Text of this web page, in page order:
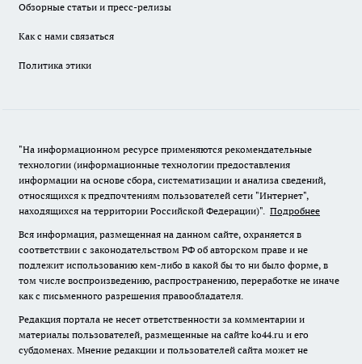
Обзорные статьи и пресс-релизы
Как с нами связаться
Политика этики
"На информационном ресурсе применяются рекомендательные
технологии (информационные технологии предоставления
информации на основе сбора, систематизации и анализа сведений,
относящихся к предпочтениям пользователей сети "Интернет",
находящихся на территории Российской Федерации)". Подробнее
Вся информация, размещенная на данном сайте, охраняется в
соответствии с законодательством РФ об авторском праве и не
подлежит использованию кем-либо в какой бы то ни было форме, в
том числе воспроизведению, распространению, переработке не иначе
как с письменного разрешения правообладателя.
Редакция портала не несет ответственности за комментарии и
материалы пользователей, размещенные на сайте ko44.ru и его
субдоменах. Мнение редакции и пользователей сайта может не